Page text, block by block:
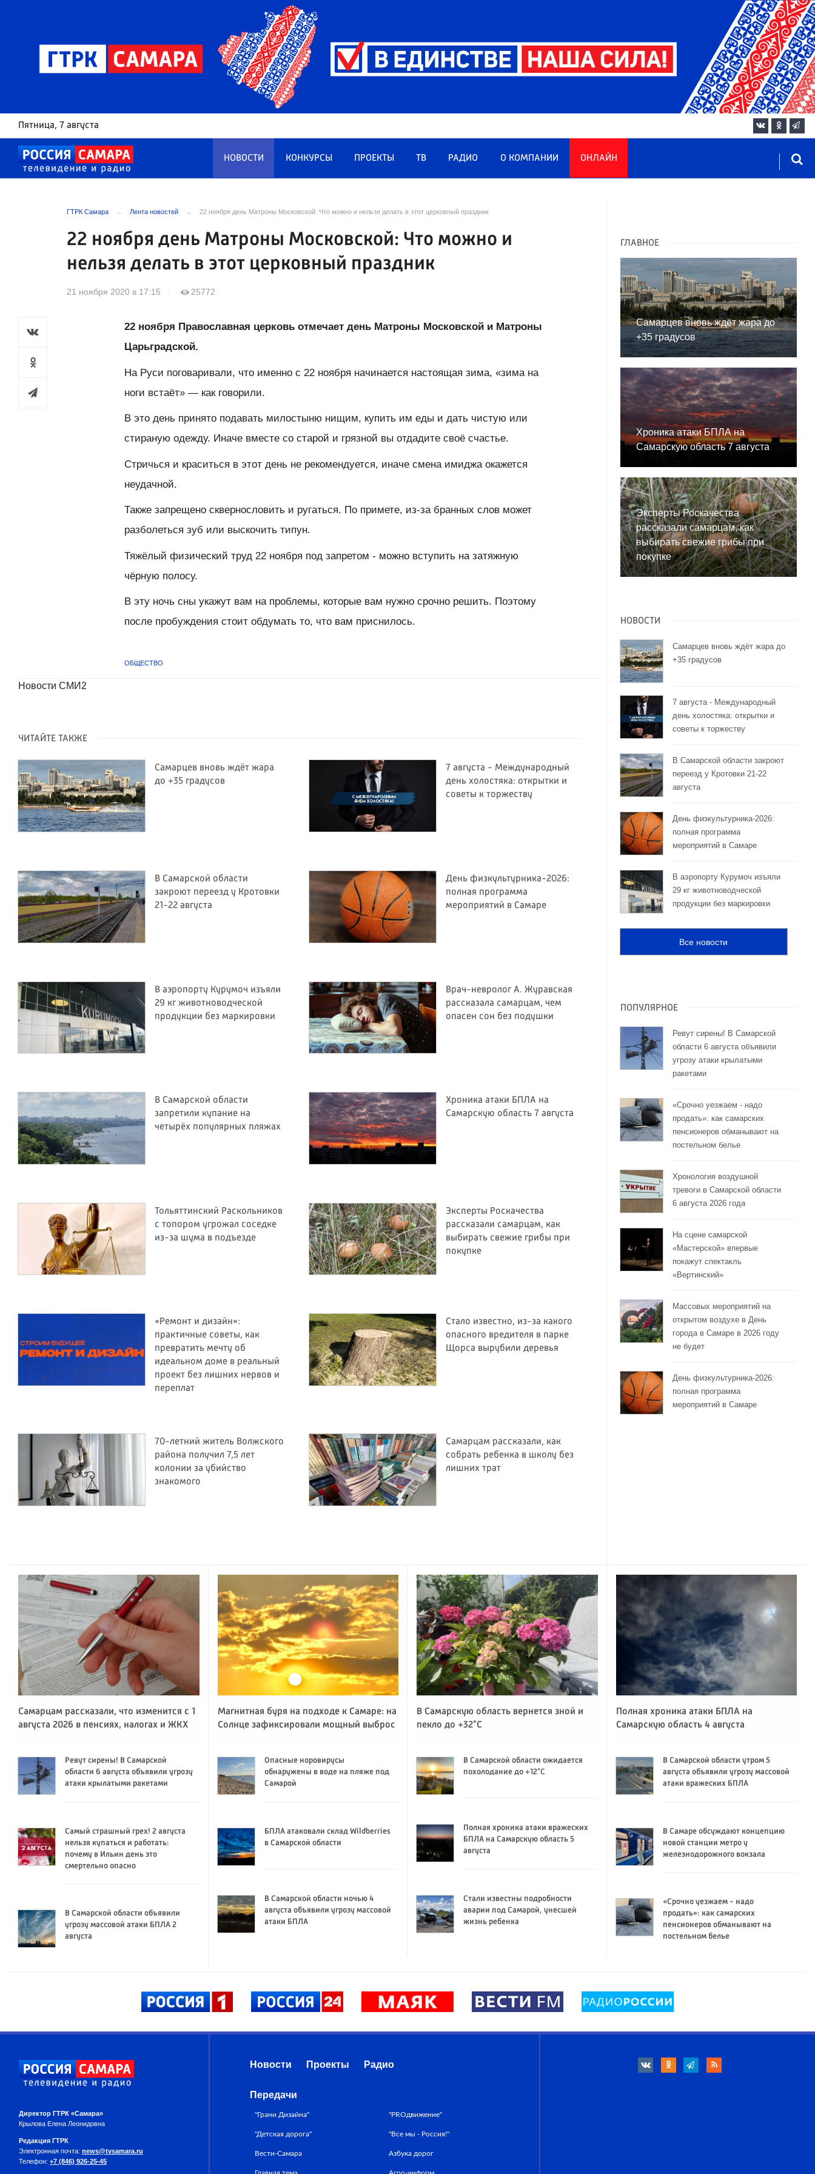
Пятница, 7 августа
НОВОСТИ КОНКУРСЫ ПРОЕКТЫ ТВ РАДИО О КОМПАНИИ ОНЛАЙН
ГТРК Самара Лента новостей 22 ноября день Матроны Московской: Что можно и нельзя делать в этот церковный праздник
22 ноября день Матроны Московской: Что можно и
нельзя делать в этот церковный праздник
21 ноября 2020 в 17:15 25772
22 ноября Православная церковьотмечает день Матроны Московской и Матроны
Царьградской.
На Руси поговаривали, что именно с22 ноября начинается настоящая зима, «зима на
ноги встаёт» — как говорили.
В это день принято подавать милостыню нищим, купить им еды и дать чистую или
стираную одежду. Иначе вместе со старой и грязной вы отдадите своё счастье.
Стричься и краситься в этот день не рекомендуется, иначе смена имиджа окажется
неудачной.
Также запрещено сквернословить и ругаться. По примете, из-за бранных слов может
разболеться зуб или выскочить типун.
Тяжёлый физический труд 22 ноября под запретом - можно вступить на затяжную
чёрную полосу.
В эту ночь сны укажут вам на проблемы, которые вам нужно срочно решить. Поэтому
после пробуждения стоит обдумать то, что вам приснилось.
ОБЩЕСТВО
Новости СМИ2
ЧИТАЙТЕ ТАКЖЕ
Самарцев вновь ждёт жара
до +35 градусов
7 августа - Международный
день холостяка: открытки и
советы к торжеству
В Самарской области
закроют переезд у Кротовки
21-22 августа
День физкультурника-2026:
полная программа
мероприятий в Самаре
В аэропорту Курумоч изъяли
29 кг животноводческой
продукции без маркировки
Врач-невролог А. Журавская
рассказала самарцам, чем
опасен сон без подушки
В Самарской области
запретили купание на
четырёх популярных пляжах
Хроника атаки БПЛА на
Самарскую область 7 августа
Тольяттинский Раскольников
с топором угрожал соседке
из-за шума в подъезде
Эксперты Роскачества
рассказали самарцам, как
выбирать свежие грибы при
покупке
«Ремонт и дизайн»:
практичные советы, как
превратить мечту об
идеальном доме в реальный
проект без лишних нервов и
переплат
Стало известно, из-за какого
опасного вредителя в парке
Щорса вырубили деревья
70-летний житель Волжского
района получил 7,5 лет
колонии за убийство
знакомого
Самарцам рассказали, как
собрать ребенка в школу без
лишних трат
ГЛАВНОЕ
Самарцев вновь ждёт жара до
+35 градусов
Хроника атаки БПЛА на
Самарскую область 7 августа
Эксперты Роскачества
рассказали самарцам, как
выбирать свежие грибы при
покупке
НОВОСТИ
Самарцев вновь ждёт жара до
+35 градусов
7 августа - Международный
день холостяка: открытки и
советы к торжеству
В Самарской области закроют
переезд у Кротовки 21-22
августа
День физкультурника-2026:
полная программа
мероприятий в Самаре
В аэропорту Курумоч изъяли
29 кг животноводческой
продукции без маркировки
Все новости
ПОПУЛЯРНОЕ
Ревут сирены! В Самарской
области 6 августа объявили
угрозу атаки крылатыми
ракетами
«Срочно уезжаем - надо
продать»: как самарских
пенсионеров обманывают на
постельном белье
Хронология воздушной
тревоги в Самарской области
6 августа 2026 года
На сцене самарской
«Мастерской» впервые
покажут спектакль
«Вертинский»
Массовых мероприятий на
открытом воздухе в День
города в Самаре в 2026 году
не будет
День физкультурника-2026:
полная программа
мероприятий в Самаре
Самарцам рассказали, что изменится с 1
августа 2026 в пенсиях, налогах и ЖКХ
Ревут сирены! В Самарской
области 6 августа объявили угрозу
атаки крылатыми ракетами
Самый страшный грех! 2 августа
нельзя купаться и работать:
почему в Ильин день это
смертельно опасно
В Самарской области объявили
угрозу массовой атаки БПЛА 2
августа
Магнитная буря на подходе к Самаре: на
Солнце зафиксировали мощный выброс
Опасные норовирусы
обнаружены в воде на пляже под
Самарой
БПЛА атаковали склад Wildberries
в Самарской области
В Самарской области ночью 4
августа объявили угрозу массовой
атаки БПЛА
В Самарскую область вернется зной и
пекло до +32°C
В Самарской области ожидается
похолодание до +12°C
Полная хроника атаки вражеских
БПЛА на Самарскую область 5
августа
Стали известны подробности
аварии под Самарой, унесшей
жизнь ребенка
Полная хроника атаки БПЛА на
Самарскую область 4 августа
В Самарской области утром 5
августа объявили угрозу массовой
атаки вражеских БПЛА
В Самаре обсуждают концепцию
новой станции метро у
железнодорожного вокзала
«Срочно уезжаем - надо
продать»: как самарских
пенсионеров обманывают на
постельном белье
Директор ГТРК «Самара»
Крылова Елена Леонидовна
Редакция ГТРК
Электронная почта: news@tvsamara.ru
Телефон: +7 (846) 926-25-45
Новости Проекты Радио
Передачи
"Грани Дизайна"
"Детская дорога"
Вести-Самара
"PROдвижение"
"Все мы - Россия!"
Азбука дорог